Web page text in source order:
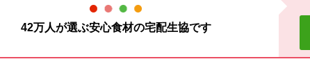
42万人が選ぶ安心食材の宅配生協です